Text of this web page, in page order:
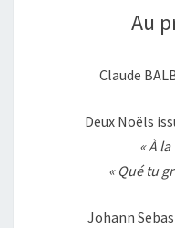
Au
Claude
Deux Noëls
« À
« Qué tu
Johann